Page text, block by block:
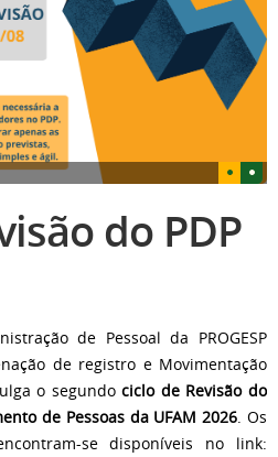
do PDP
de Pessoal da PROGESP
de registro e Movimentação
o segundociclo de Revisão do
de Pessoas da UFAM 2026 . Os
se disponíveis no link: